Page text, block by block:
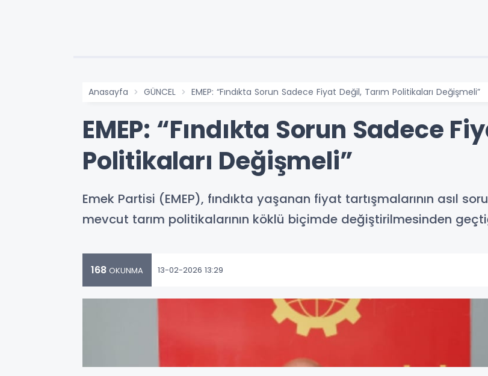
Anasayfa GÜNCEL EMEP: “Fındıkta Sorun Sadece Fiyat Değil, Tarım Politikaları Değişmeli”
EMEP: “Fındıkta Sorun Sadece
Politikaları Değişmeli”
Emek Partisi (EMEP), fındıkta yaşanan fiyat tartışmalarının asıl
mevcut tarım politikalarının köklü biçimde değiştirilmesinden
168 OKUNMA 13-02-2026 13:29